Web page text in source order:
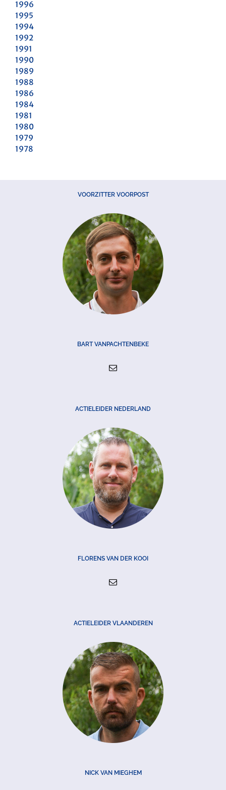
1996
1995
1994
1992
1991
1990
1989
1988
1986
1984
1981
1980
1979
1978
VOORZITTER VOORPOST
BART VANPACHTENBEKE
ACTIELEIDER NEDERLAND
FLORENS VAN DER KOOI
ACTIELEIDER VLAANDEREN
NICK VAN MIEGHEM